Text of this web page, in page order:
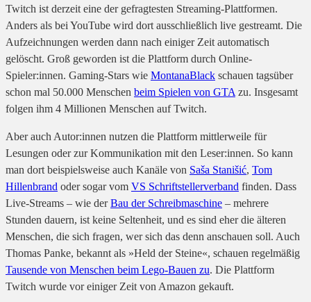
Twitch ist derzeit eine der gefragtesten Streaming-Plattformen.
Anders als bei YouTube wird dort ausschließlich live gestreamt. Die
Aufzeichnungen werden dann nach einiger Zeit automatisch
gelöscht. Groß geworden ist die Plattform durch Online-
Spieler:innen. Gaming-Stars wie MontanaBlack schauen tagsüber
schon mal 50.000 Menschen beim Spielen von GTA zu. Insgesamt
folgen ihm 4 Millionen Menschen auf Twitch.
Aber auch Autor:innen nutzen die Plattform mittlerweile für
Lesungen oder zur Kommunikation mit den Leser:innen. So kann
man dort beispielsweise auch Kanäle von Saša Stanišić, Tom
Hillenbrand oder sogar vom VS Schriftstellerverband finden. Dass
Live-Streams – wie derBau der Schreibmaschine – mehrere
Stunden dauern, ist keine Seltenheit, und es sind eher die älteren
Menschen, die sich fragen, wer sich das denn anschauen soll. Auch
Thomas Panke, bekannt als »Held der Steine«, schauen regelmäßig
Tausende von Menschen beim Lego-Bauen zu. Die Plattform
Twitch wurde vor einiger Zeit von Amazon gekauft.